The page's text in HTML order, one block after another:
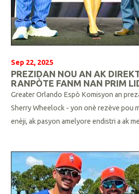
Sep 22, 2025
PREZIDAN NOU AN AK
RANPÒTE FANM NAN PRIM
Greater Orlando Espò Komisyon an
Sherry Wheelock - yon onè rezève pou
enèji, ak pasyon amelyore endistri a ak
L
p
l